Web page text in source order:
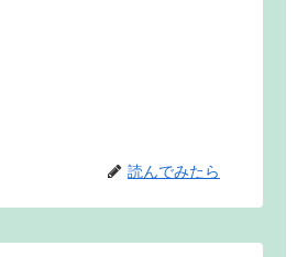
読んでみたら